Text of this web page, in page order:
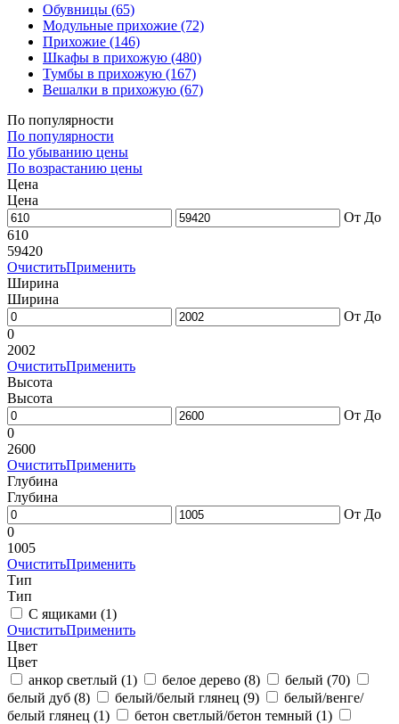
Обувницы (65)
Модульные прихожие (72)
Прихожие (146)
Шкафы в прихожую (480)
Тумбы в прихожую (167)
Вешалки в прихожую (67)
По популярности
По популярности
По убыванию цены
По возрастанию цены
Цена
Цена
От До
610
59420
ОчиститьПрименить
Ширина
Ширина
От До
0
2002
ОчиститьПрименить
Высота
Высота
От До
0
2600
ОчиститьПрименить
Глубина
Глубина
От До
0
1005
ОчиститьПрименить
Тип
Тип
С ящиками (1)
ОчиститьПрименить
Цвет
Цвет
анкор светлый (1) белое дерево (8) белый (70)
белый дуб (8) белый/белый глянец (9)
белый/венге/
белый глянец (1) бетон светлый/бетон темный (1)